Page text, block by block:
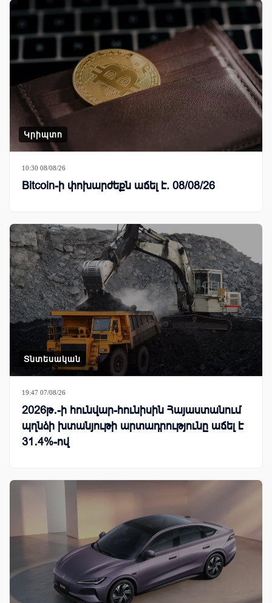
Կրիպտո
10:30 08/08/26
Bitcoin-ի փոխարժեքն աճել է. 08/08/26
Տնտեսական
19:47 07/08/26
2026թ․-ի հունվար-հունիսին Հայաստանում
պղնձի խտանյութի արտադրությունը աճել է
31․4%-ով